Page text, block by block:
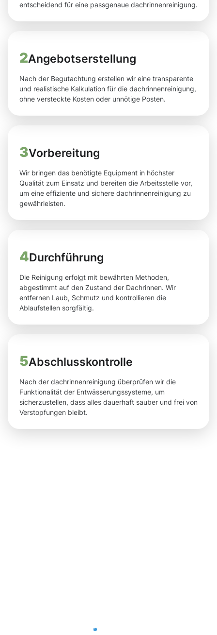
entscheidend für eine passgenaue dachrinnenreinigung.
2Angebotserstellung
Nach der Begutachtung erstellen wir eine transparente
und realistische Kalkulation für die dachrinnenreinigung,
ohne versteckte Kosten oder unnötige Posten.
3Vorbereitung
Wir bringen das benötigte Equipment in höchster
Qualität zum Einsatz und bereiten die Arbeitsstelle vor,
um eine effiziente und sichere dachrinnenreinigung zu
gewährleisten.
4Durchführung
Die Reinigung erfolgt mit bewährten Methoden,
abgestimmt auf den Zustand der Dachrinnen. Wir
entfernen Laub, Schmutz und kontrollieren die
Ablaufstellen sorgfältig.
5Abschlusskontrolle
Nach der dachrinnenreinigung überprüfen wir die
Funktionalität der Entwässerungssysteme, um
sicherzustellen, dass alles dauerhaft sauber und frei von
Verstopfungen bleibt.